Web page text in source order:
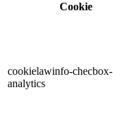
Cookie
cookielawinfo-checbox-
analytics